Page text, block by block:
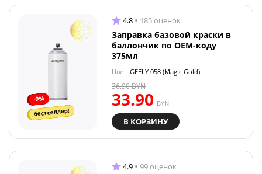
-9%
бестселлер!
4.8 185 оценок
Заправка базовой краски в
баллончик по OEM-коду
375мл
Цвет: GEELY 058 (Magic Gold)
33.90 BYN
36.90BYN
В КОРЗИНУ
4.9 99 оценок